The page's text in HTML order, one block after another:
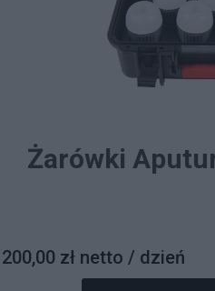
Żarówki
200,00 zł netto / dzień